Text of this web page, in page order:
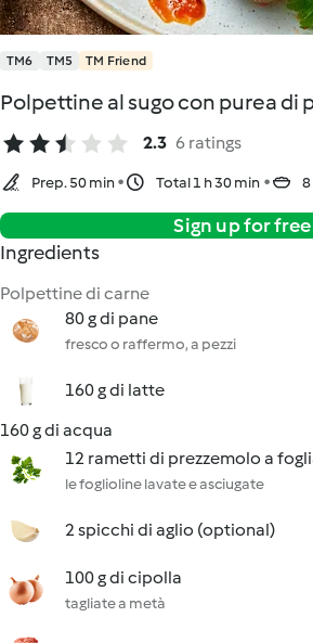
TM6 TM5 TM Friend
Polpettine al sugo con purea di
2.3 6 ratings
Prep. 50 min Total 1 h 30 min
Sign up for free
Ingredients
Polpettine di carne
80 g di pane
fresco o raffermo, a pezzi
160 g di latte
160 g di acqua
12 rametti di prezzemolo a
le foglioline lavate e asciugate
2 spicchi di aglio (optional)
100 g di cipolla
tagliate a metà